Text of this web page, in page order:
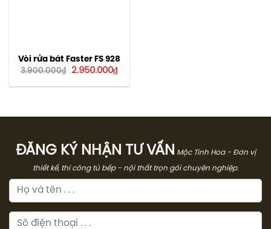
Vòi rửa bát Faster FS 928
3.900.000₫
Giá
là:
2.950.000₫Giá
tại
ĐĂNG KÝ NHẬN TƯ VẤN
Mộc Tinh Hoa - Đơn vị
thiết kế, thi công tủ bếp - nội thất trọn gói chuyên nghiệp.